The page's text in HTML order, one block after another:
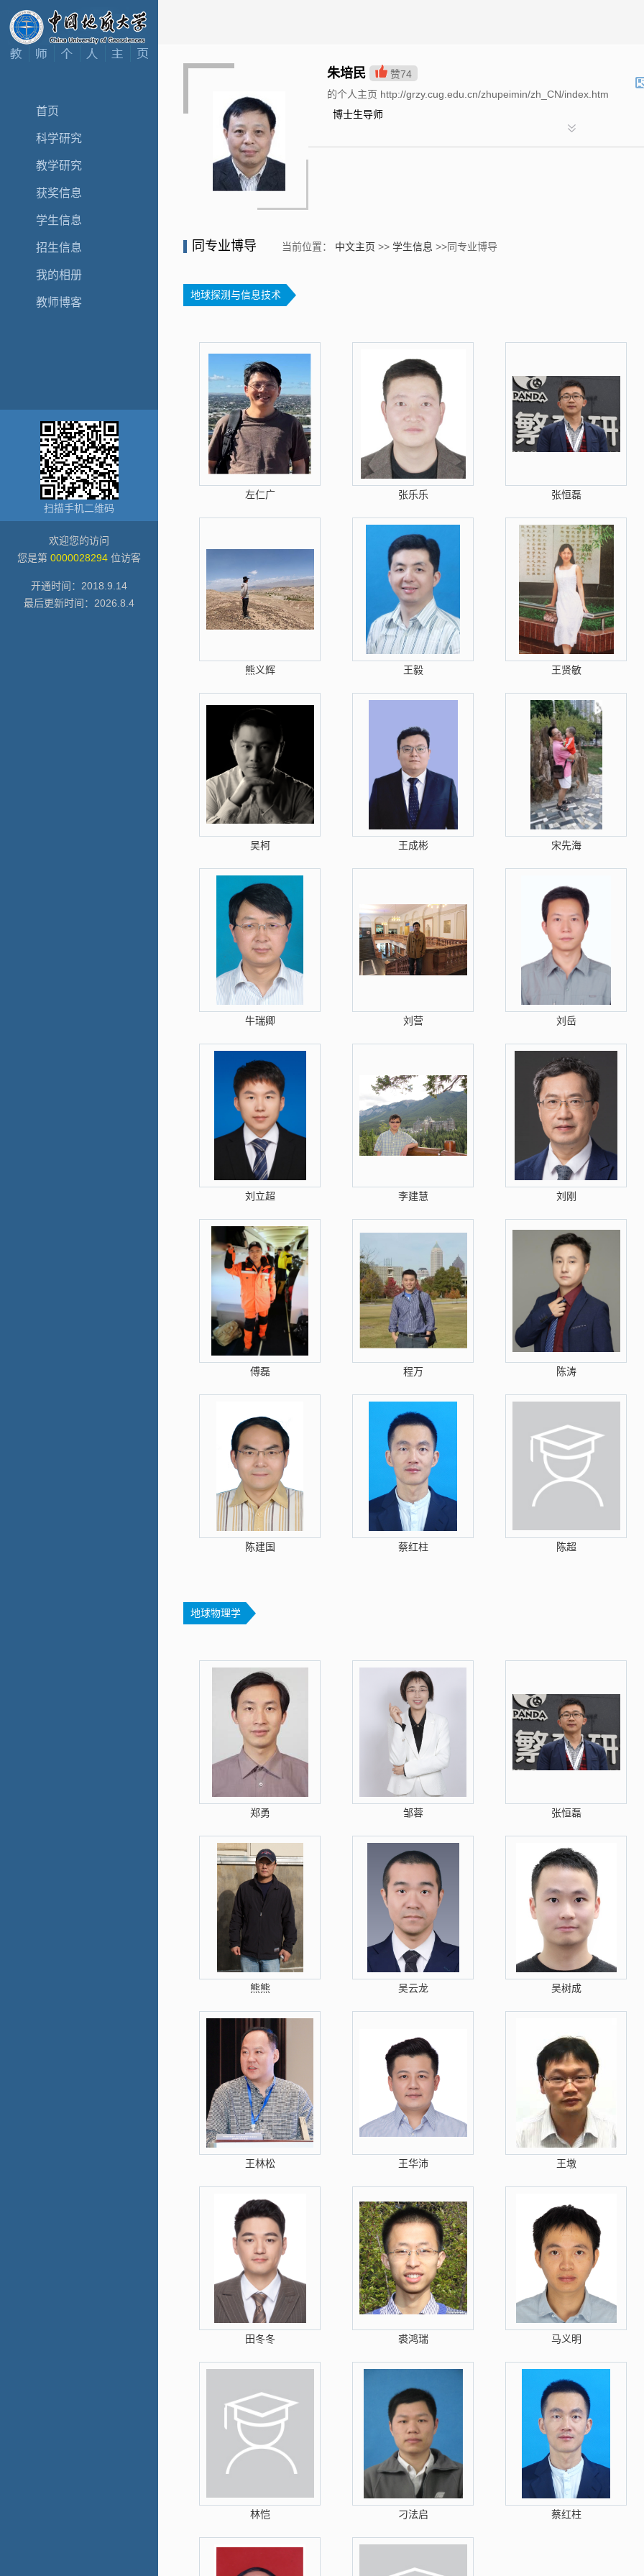
首页
科学研究
教学研究
获奖信息
学生信息
招生信息
我的相册
教师博客
扫描手机二维码
欢迎您的访问
您是第 0000028294 位访客
开通时间： 2018 9 14
最后更新时间： 2026 8 4
朱培民 赞74
的个人主页 http://grzy.cug.edu.cn/zhupeimin/zh_CN/index.htm
博士生导师
同专业博导 当前位置： 中文主页 >> 学生信息 >>同专业博导
地球探测与信息技术
左仁广 张乐乐 张恒磊
熊义辉 王毅 王贤敏
吴柯 王成彬 宋先海
牛瑞卿 刘营 刘岳
刘立超 李建慧 刘刚
傅磊 程万 陈涛
陈建国 蔡红柱 陈超
地球物理学
郑勇 邹蓉 张恒磊
熊熊 吴云龙 吴树成
王林松 王华沛 王墩
田冬冬 裘鸿瑞 马义明
林恺 刁法启 蔡红柱